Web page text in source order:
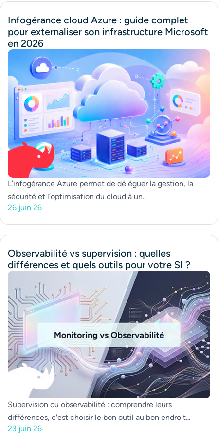
Infogérance cloud Azure : guide complet
pour externaliser son infrastructure Microsoft
en 2026
L’infogérance Azure permet de déléguer la gestion, la
sécurité et l’optimisation du cloud à un...
26 juin 26
Observabilité vs supervision : quelles
différences et quels outils pour votre SI ?
Supervision ou observabilité : comprendre leurs
différences, c'est choisir le bon outil au bon endroit...
23 juin 26